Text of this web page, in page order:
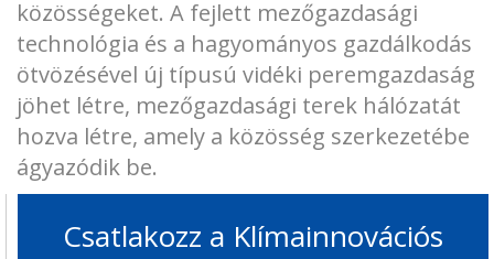
közösségeket. A fejlett mezőgazdasági
technológia és a hagyományos gazdálkodás
ötvözésével új típusú vidéki peremgazdaság
jöhet létre, mezőgazdasági terek hálózatát
hozva létre, amely a közösség szerkezetébe
ágyazódik be.
Csatlakozz a Klímainnovációs